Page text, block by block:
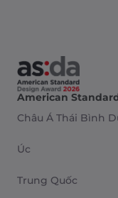
American
Châu Á Thái Bình
Úc
Trung Quốc